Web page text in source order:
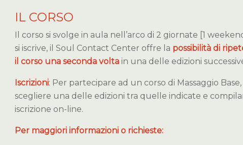
IL CORSO
Il corso si svolge in aula nell’arco di 2 giornate [1
si iscrive, il Soul Contact Center offre la possibilità di
il corso una seconda volta in una delle edizioni
Iscrizioni: Per partecipare ad un corso di Massaggio
scegliere una delle edizioni tra quelle indicate e
iscrizione on-line.
Per maggiori informazioni o richieste: